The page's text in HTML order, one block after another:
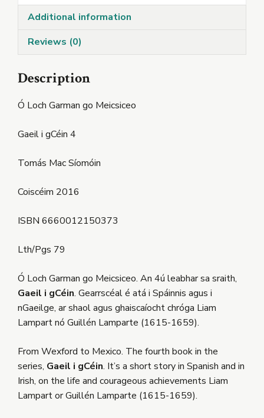
Additional information
Reviews (0)
Description
Ó Loch Garman go Meicsiceo
Gaeil i gCéin 4
Tomás Mac Síomóin
Coiscéim 2016
ISBN 6660012150373
Lth/Pgs 79
Ó Loch Garman go Meicsiceo. An 4ú leabhar sa sraith,
Gaeil i gCéin. Gearrscéal é atá i Spáinnis agus i
nGaeilge, ar shaol agus ghaiscaíocht chróga Liam
Lampart nó Guillén Lamparte (1615-1659).
From Wexford to Mexico. The fourth book in the
series, Gaeil i gCéin. It’s a short story in Spanish and in
Irish, on the life and courageous achievements Liam
Lampart or Guillén Lamparte (1615-1659).